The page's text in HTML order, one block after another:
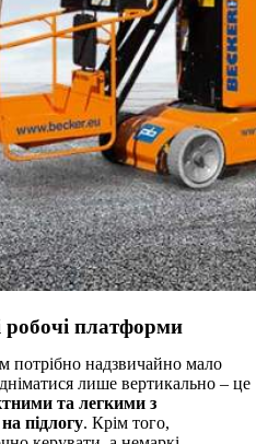
платформи
надзвичайно мало
лише вертикально – це
та легкими з
підлогу. Крім того,